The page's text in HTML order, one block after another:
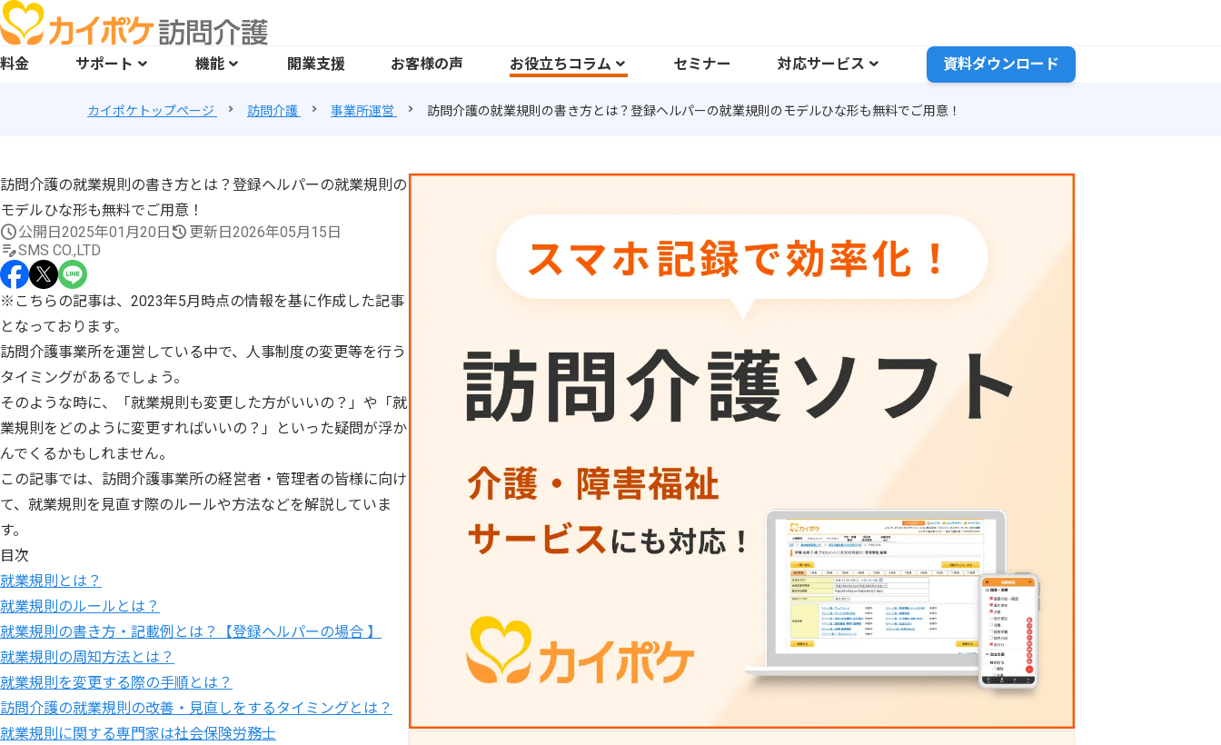
料金 サポート 機能 開業支援 お客様の声 お役立ちコラム セミナー 対応サービス 資料ダウンロード
カイポケトップページ 訪問介護 事業所運営 訪問介護の就業規則の書き方とは？登録ヘルパーの就業規則のモデルひな形も無料でご用意！
訪問介護の就業規則の書き方とは？登録ヘルパーの就業規則の
モデルひな形も無料でご用意！
公開日 2025年01月20日 更新日 2026年05月15日
SMS CO.,LTD
※こちらの記事は、2023年5月時点の情報を基に作成した記事
となっております。
訪問介護事業所を運営している中で、人事制度の変更等を行う
タイミングがあるでしょう。
そのような時に、「就業規則も変更した方がいいの？」や「就
業規則をどのように変更すればいいの？」といった疑問が浮か
んでくるかもしれません。
この記事では、訪問介護事業所の経営者・管理者の皆様に向け
て、就業規則を見直す際のルールや方法などを解説していま
す。
目次
就業規則とは？
就業規則のルールとは？
就業規則の書き方・記載例とは？【登録ヘルパーの場合 】
就業規則の周知方法とは？
就業規則を変更する際の手順とは？
訪問介護の就業規則の改善・見直しをするタイミングとは？
就業規則に関する専門家は社会保険労務士